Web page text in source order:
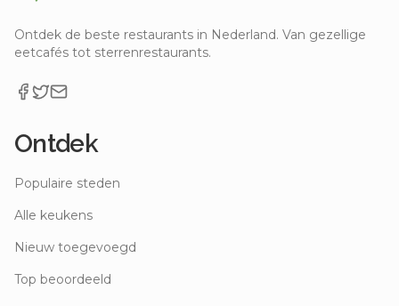
Ontdek de beste restaurants in Nederland. Van gezellige
eetcafés tot sterrenrestaurants.
Ontdek
Populaire steden
Alle keukens
Nieuw toegevoegd
Top beoordeeld